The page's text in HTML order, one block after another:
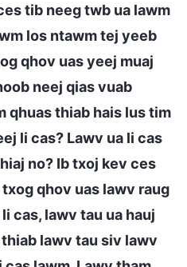
tib neeg twb ua lawm
los ntawm tej yeeb
qhov uas yeej muaj
neej qias vuab
qhuas thiab hais lus tim
li cas? Lawv ua li cas
no? Ib txoj kev ces
qhov uas lawv raug
cas, lawv tau ua hauj
lawv tau siv lawv